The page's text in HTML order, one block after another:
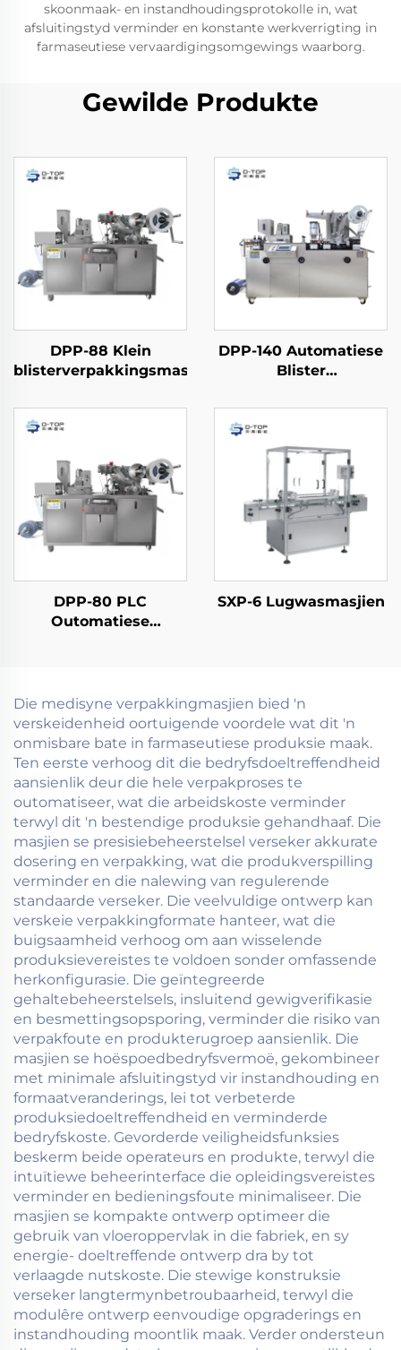
skoonmaak- en instandhoudingsprotokolle in, wat
afsluitingstyd verminder en konstante werkverrigting in
farmaseutiese vervaardigingsomgewings waarborg.
Gewilde Produkte
DPP-88 Klein
blisterverpakkingsmasjien
DPP-140 Automatiese
Blister
DPP-80 PLC
Outomatiese
SXP-6 Lugwasmasjien
Die medisyne verpakkingmasjien bied 'n
verskeidenheid oortuigende voordele wat dit 'n
onmisbare bate in farmaseutiese produksie maak.
Ten eerste verhoog dit die bedryfsdoeltreffendheid
aansienlik deur die hele verpakproses te
outomatiseer, wat die arbeidskoste verminder
terwyl dit 'n bestendige produksie gehandhaaf. Die
masjien se presisiebeheerstelsel verseker akkurate
dosering en verpakking, wat die produkverspilling
verminder en die nalewing van regulerende
standaarde verseker. Die veelvuldige ontwerp kan
verskeie verpakkingformate hanteer, wat die
buigsaamheid verhoog om aan wisselende
produksievereistes te voldoen sonder omfassende
herkonfigurasie. Die geïntegreerde
gehaltebeheerstelsels, insluitend gewigverifikasie
en besmettingsopsporing, verminder die risiko van
verpakfoute en produkterugroep aansienlik. Die
masjien se hoëspoedbedryfsvermoë, gekombineer
met minimale afsluitingstyd vir instandhouding en
formaatveranderings, lei tot verbeterde
produksiedoeltreffendheid en verminderde
bedryfskoste. Gevorderde veiligheidsfunksies
beskerm beide operateurs en produkte, terwyl die
intuïtiewe beheerinterface die opleidingsvereistes
verminder en bedieningsfoute minimaliseer. Die
masjien se kompakte ontwerp optimeer die
gebruik van vloeroppervlak in die fabriek, en sy
energie- doeltreffende ontwerp dra by tot
verlaagde nutskoste. Die stewige konstruksie
verseker langtermynbetroubaarheid, terwyl die
modulêre ontwerp eenvoudige opgraderings en
instandhouding moontlik maak. Verder ondersteun